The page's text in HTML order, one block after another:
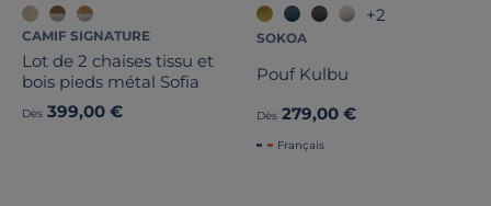
CAMIF SIGNATURE
Lot de 2 chaises tissu et
bois pieds métal Sofia
Dès 399,00 €
+2
SOKOA
Pouf Kulbu
Dès 279,00 €
Français